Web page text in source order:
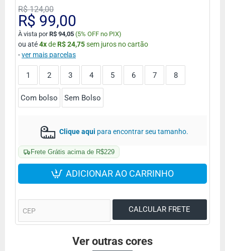
Frete Grátis acima de R$229
Clique aqui para encontrar seu tamanho.
R$ 99,00
R$ 124,00
À vista porR$ 94,05 (5% OFF no PIX)
ou até4xdeR$ 24,75sem juros no cartão
-ver mais parcelas
1 2 3 4 5 6 7 8
Com bolso Sem Bolso
ADICIONAR AO CARRINHO
Ver outras cores